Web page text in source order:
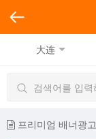
大连
프리미엄 배너광고